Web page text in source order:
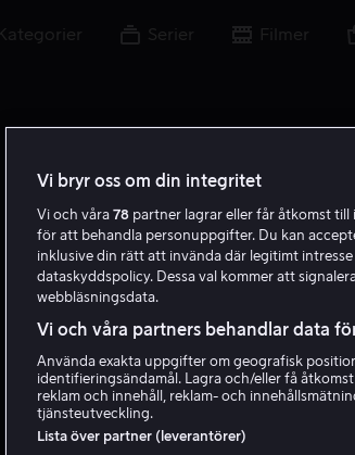
Kategorier Serier Filmer
David
Skribent
Vi bryr oss om din integritet
Vi och våra 78 partner lagrar eller får åtkomst till
för att behandla personuppgifter. Du kan
inklusive din rätt att invända där legitimt
dataskyddspolicy. Dessa val kommer att
webbläsningsdata.
Vi och våra partners behandlar data
Använda exakta uppgifter om geografisk
identifieringsändamål. Lagra och/eller få
reklam och innehåll, reklam- och
tjänsteutveckling.
Lista över partner (leverantörer)